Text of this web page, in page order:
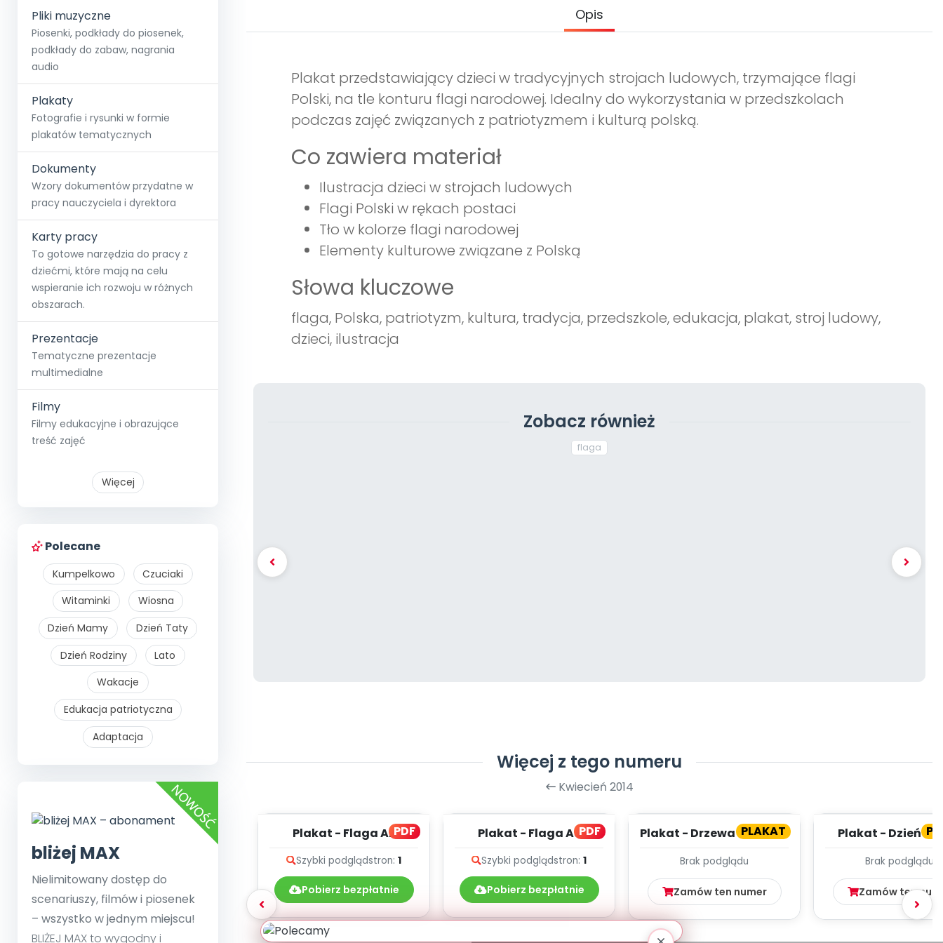
Pliki muzyczne
Piosenki, podkłady do piosenek,
podkłady do zabaw, nagrania
audio
Plakaty
Fotografie i rysunki w formie
plakatów tematycznych
Dokumenty
Wzory dokumentów przydatne w
pracy nauczyciela i dyrektora
Karty pracy
To gotowe narzędzia do pracy z
dziećmi, które mają na celu
wspieranie ich rozwoju w różnych
obszarach.
Prezentacje
Tematyczne prezentacje
multimedialne
Filmy
Filmy edukacyjne i obrazujące
treść zajęć
Więcej
Polecane
Kumpelkowo
Czuciaki
Witaminki
Wiosna
Dzień Mamy
Dzień Taty
Dzień Rodziny
Lato
Wakacje
Edukacja patriotyczna
Adaptacja
bliżej MAX
Nielimitowany dostęp do
scenariuszy, filmów i piosenek
– wszystko w jednym miejscu!
BLIŻEJ MAX to wygodny i
Opis
Plakat przedstawiający dzieci w tradycyjnych strojach ludowych, trzymające flagi
Polski, na tle konturu flagi narodowej. Idealny do wykorzystania w przedszkolach
podczas zajęć związanych z patriotyzmem i kulturą polską.
Co zawiera materiał
Ilustracja dzieci w strojach ludowych
Flagi Polski w rękach postaci
Tło w kolorze flagi narodowej
Elementy kulturowe związane z Polską
Słowa kluczowe
flaga, Polska, patriotyzm, kultura, tradycja, przedszkole, edukacja, plakat, stroj ludowy,
dzieci, ilustracja
Zobacz również
flaga
Więcej z tego numeru
Kwiecień 2014
PDF
Plakat - Flaga A2
Szybki podglądstron: 1
Pobierz bezpłatnie
PDF
Plakat - Flaga A3
Szybki podglądstron: 1
Pobierz bezpłatnie
PLAKAT
Plakat - Drzewa liściaste
Brak podglądu
Zamów ten numer
Plakat - Dzień
Brak podglądu
Zamów ten